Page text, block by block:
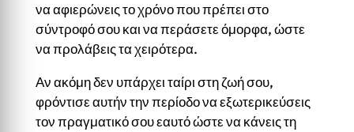
να αφιερώνεις το χρόνο που πρέπει στο
σύντροφό σου και να περάσετε όμορφα, ώστε
να προλάβεις τα χειρότερα.
Αν ακόμη δεν υπάρχει ταίρι στη ζωή σου,
φρόντισε αυτήν την περίοδο να εξωτερικεύσεις
τον πραγματικό σου εαυτό ώστε να κάνεις τη